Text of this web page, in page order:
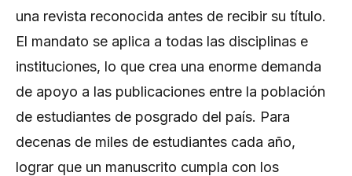
una revista reconocida antes de recibir su título.
El mandato se aplica a todas las disciplinas e
instituciones, lo que crea una enorme demanda
de apoyo a las publicaciones entre la población
de estudiantes de posgrado del país. Para
decenas de miles de estudiantes cada año,
lograr que un manuscrito cumpla con los